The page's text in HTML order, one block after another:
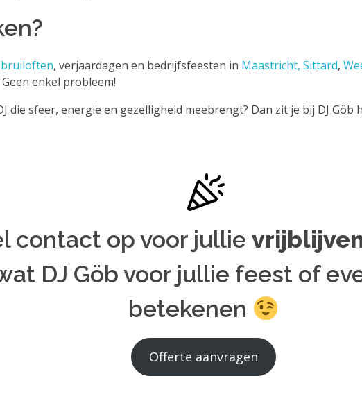
bruiloften, verjaardagen en bedrijfsfeesten in Maastricht, Sittard,
enkel probleem!
die sfeer, energie en gezelligheid meebrengt? Dan zit je bij DJ Göb
contact op voor jullie
DJ Göb voor jullie feest of
betekenen
Offerte aanvragen